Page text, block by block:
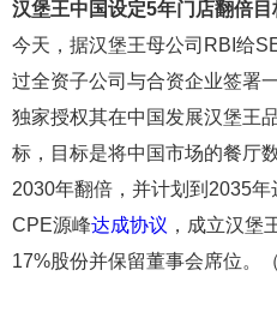
汉堡王中国设定5年门店翻倍目
今天，据汉堡王母公司RBI给
过全资子公司与合资企业签署
独家授权其在中国发展汉堡王
标，目标是将中国市场的餐厅
2030年翻倍，并计划到2035
CPE源峰达成协议 ，成立汉堡
17%股份并保留董事会席位。